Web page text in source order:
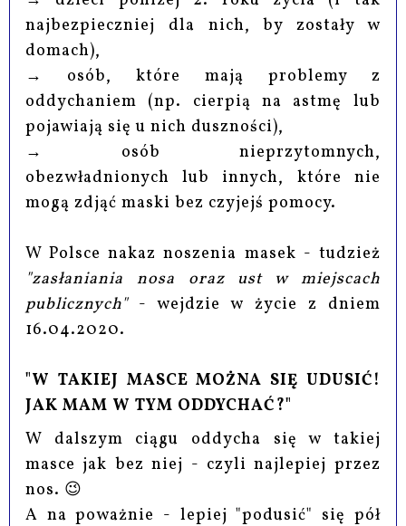
najbezpieczniej dla nich, by zostały w
domach),
→ osób, które mają problemy z
oddychaniem (np. cierpią na astmę lub
pojawiają się u nich duszności),
→ osób nieprzytomnych,
obezwładnionych lub innych, które nie
mogą zdjąć maski bez czyjejś pomocy.
W Polsce nakaz noszenia masek - tudzież
"zasłaniania nosa oraz ust w miejscach
publicznych"- wejdzie w życie z dniem
16.04.2020.
"W TAKIEJ MASCE MOŻNA SIĘ UDUSIĆ!
JAK MAM W TYM ODDYCHAĆ?"
W dalszym ciągu oddycha się w takiej
masce jak bez niej - czyli najlepiej przez
nos. 😉
A na poważnie - lepiej "podusić" się pół